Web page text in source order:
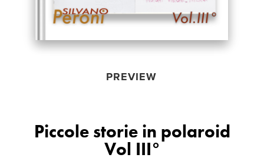
PREVIEW
Piccole storie in polaroid
Vol III°